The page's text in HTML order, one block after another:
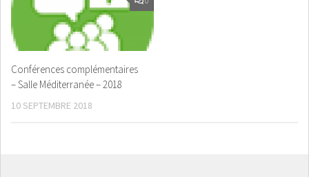
Conférences complémentaires
– Salle Méditerranée – 2018
10 SEPTEMBRE 2018